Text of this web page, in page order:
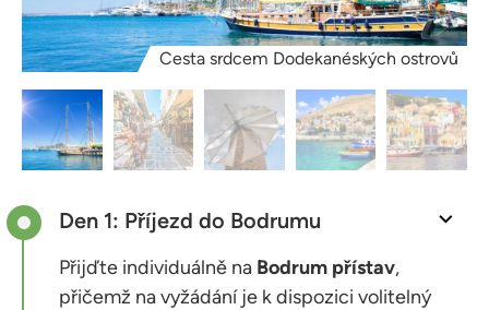
Cesta srdcem Dodekanéských ostrovů
Den 1: Příjezd do Bodrumu
Přijďte individuálně na Bodrum přístav,
přičemž na vyžádání je k dispozici volitelný